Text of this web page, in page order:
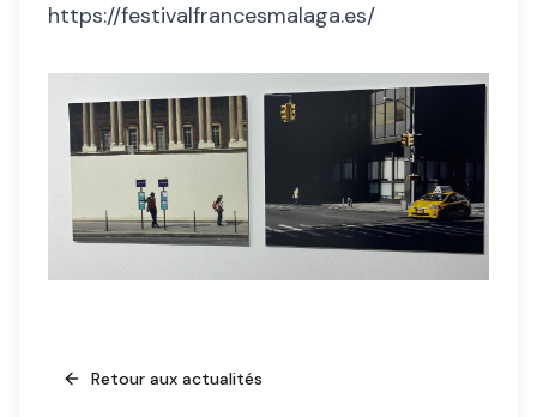
https://festivalfrancesmalaga.es/
Retour aux actualités